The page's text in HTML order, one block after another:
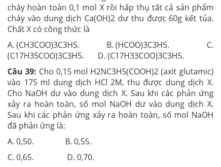
cháy hoàn toàn 0,1 mol X rồi hấp thụ tất cả sản phẩm
cháy vào dung dịch Ca(OH)2 dư thu được 60g kết tủa.
Chất X có công thức là
A. (CH3COO)3C3H5. B. (HCOO)3C3H5. C.
(C17H35COO)3C3H5. D. (C17H33COO)3C3H5.
Câu 39: Cho 0,15 mol H2NC3H5(COOH)2 (axit glutamic)
vào 175 ml dung dịch HCl 2M, thu được dung dịch X.
Cho NaOH dư vào dung dịch X. Sau khi các phản ứng
xảy ra hoàn toàn, số mol NaOH dư vào dung dịch X.
Sau khi các phản ứng xảy ra hoàn toàn, số mol NaOH
đã phản ứng là:
A. 0,50. B. 0,55.
C. 0,65. D. 0,70.